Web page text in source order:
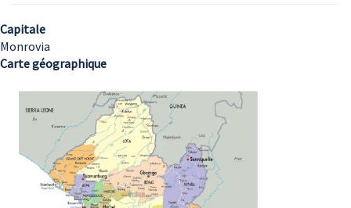
Capitale
Monrovia
Carte géographique
Image